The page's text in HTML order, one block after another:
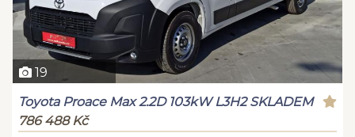
19
Toyota Proace Max 2.2D 103kW L3H2 SKLADEM
786 488 Kč